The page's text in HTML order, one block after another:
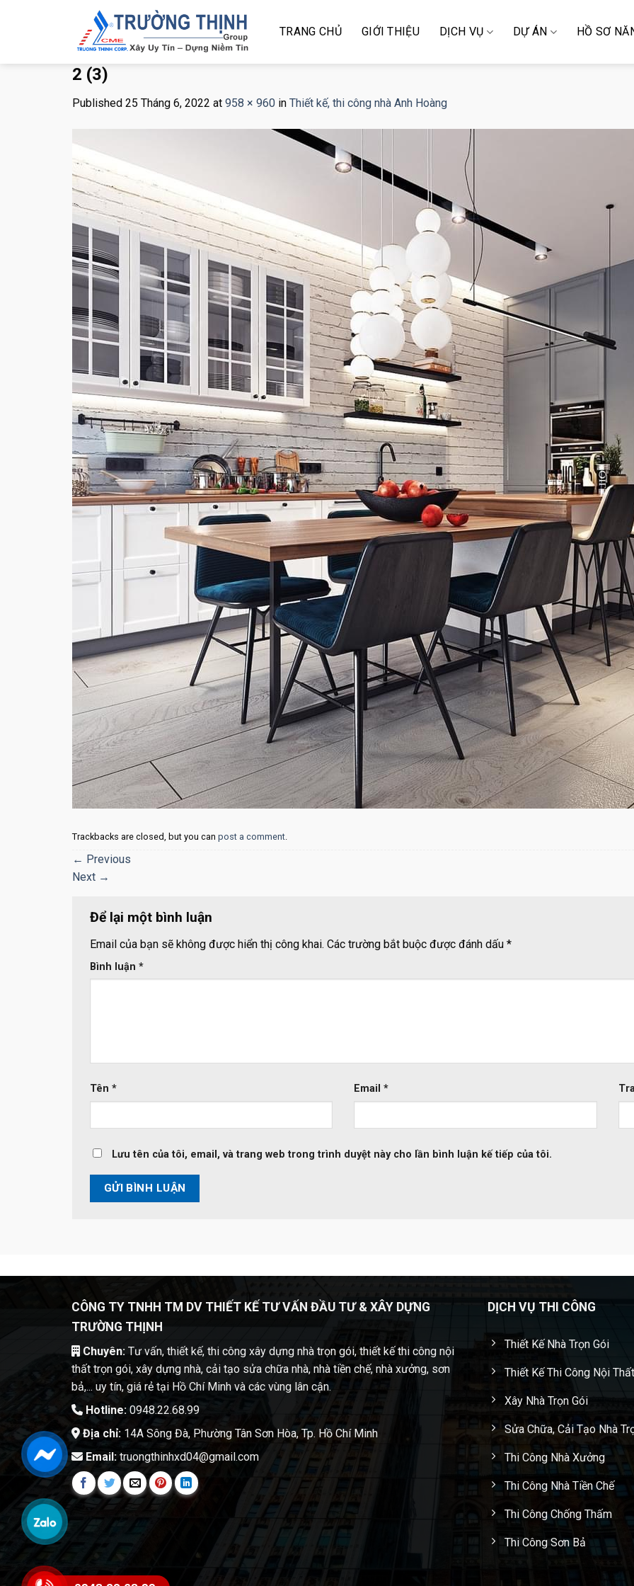
TRANG CHỦ GIỚI THIỆU DỊCH VỤ DỰ ÁN HỒ SƠ
2 (3)
Published 25 Tháng 6, 2022 at 958 × 960 in Thiết kế, thi công nhà Anh Hoàng
Trackbacks are closed, but you can post a comment.
← Previous
Next →
Để lại một bình luận
Email của bạn sẽ không được hiển thị công khai. Các trường bắt buộc được đánh dấu *
Bình luận *
Tên * Email*
Lưu tên của tôi, email, và trang web trong trình duyệt này cho lần bình luận kế tiếp của tôi.
CÔNG TY TNHH TM DV THIẾT KẾ TƯ VẤN ĐẦU TƯ & XÂY DỰNG
TRƯỜNG THỊNH
Chuyên:Tư vấn, thiết kế, thi công xây dựng nhà trọn gói, thiết kế thi công nội
thất trọn gói, xây dựng nhà, cải tạo sửa chữa nhà, nhà tiền chế, nhà xưởng, sơn
bả,... uy tín, giá rẻ tại Hồ Chí Minh và các vùng lân cận.
Hotline:0948.22.68.99
Địa chỉ:14A Sông Đà, Phường Tân Sơn Hòa, Tp. Hồ Chí Minh
Email:truongthinhxd04@gmail.com
DỊCH VỤ THI CÔNG
Thiết Kế Nhà Trọn Gói
Thiết Kế Thi Công Nội Thất
Xây Nhà Trọn Gói
Sửa Chữa, Cải Tạo Nhà
Thi Công Nhà Xưởng
Thi Công Nhà Tiền Chế
Thi Công Chống Thấm
Thi Công Sơn Bả